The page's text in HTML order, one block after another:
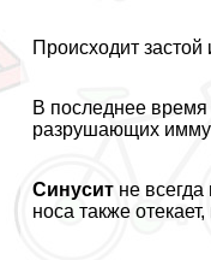
Происходит
В последнее
разрушающих
Синусит не
носа также